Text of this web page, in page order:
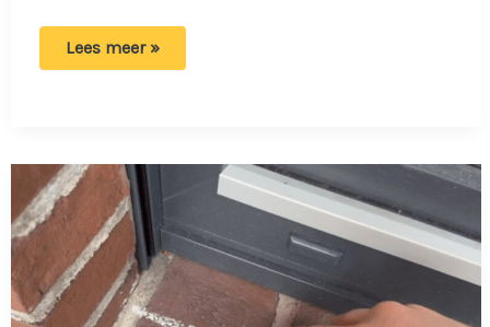
Slimme
voordeur
en
zie
wat
gebeurt!
Lees meer »